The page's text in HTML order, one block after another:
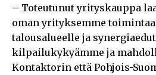
– Toteutunut yrityskauppa
oman yrityksemme
talousalueelle ja
kilpailukykyämme ja
Kontaktorin että Pohjois-